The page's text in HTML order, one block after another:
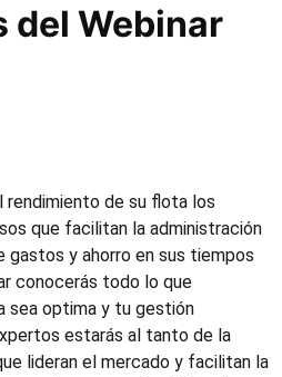
del Webinar
rendimiento de su flota los
que facilitan la administración
gastos y ahorro en sus tiempos
conocerás todo lo que
sea optima y tu gestión
estarás al tanto de la
lideran el mercado y facilitan la